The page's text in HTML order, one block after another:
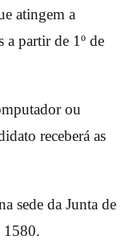
atingem a
a partir de 1º de
ou
receberá as
sede da Junta de
1580.